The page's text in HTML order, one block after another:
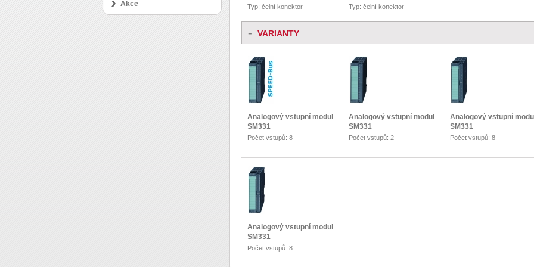
Akce Typ: čelní konektor Typ: čelní konektor
- VARIANTY
Analogový vstupní modul
SM331
Počet vstupů: 8
Analogový vstupní modul
SM331
Počet vstupů: 2
Analogový vstupní
SM331
Počet vstupů: 8
Analogový vstupní modul
SM331
Počet vstupů: 8